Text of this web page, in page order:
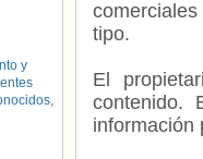
tipo.
El
contenido.
información
y